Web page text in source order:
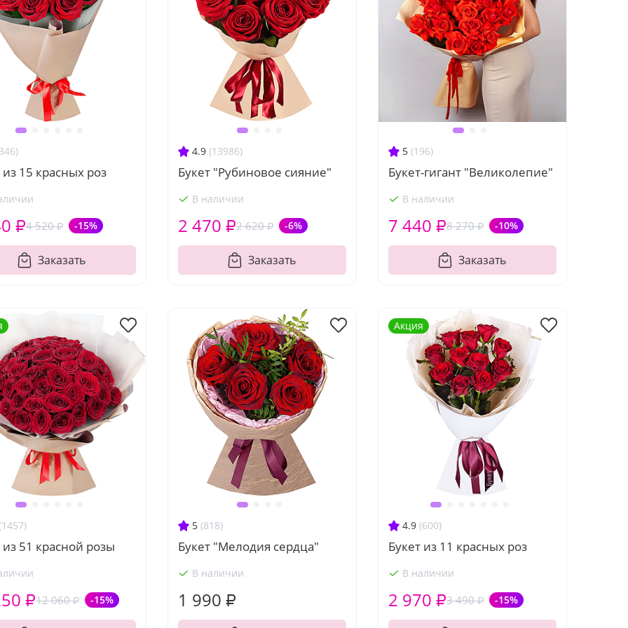
из 15 красных роз
4 520 ₽ -15%
₽
Заказать
4.9 (13986)
Букет "Рубиновое сияние"
В наличии
2 620 ₽ -6%
2 470 ₽
Заказать
5 (196)
Букет-гигант "Великолепие"
В наличии
8 270 ₽ -10%
7 440 ₽
Заказать
из 51 красной розы
12 060 ₽ -15%
₽
5 (818)
Букет "Мелодия сердца"
В наличии
1 990 ₽
4.9 (600)
Букет из 11 красных роз
В наличии
3 490 ₽ -15%
2 970 ₽
Акция